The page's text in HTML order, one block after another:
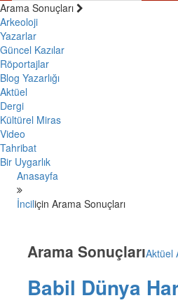
Arama Sonuçları
Arkeoloji
Yazarlar
Güncel Kazılar
Röportajlar
Blog Yazarlığı
Aktüel
Dergi
Kültürel Miras
Video
Tahribat
Bir Uygarlık
Anasayfa
İnciliçin Arama Sonuçları
Arama SonuçlarıAktüel
Babil Dünya